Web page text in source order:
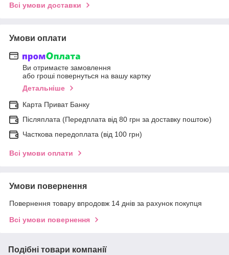
Всі умови доставки
Умови оплати
Ви отримаєте замовлення
або гроші повернуться на вашу картку
Детальніше
Карта Приват Банку
Післяплата (Передплата від 80 грн за доставку поштою)
Часткова передоплата (від 100 грн)
Всі умови оплати
Умови повернення
Повернення товару впродовж 14 днів за рахунок покупця
Всі умови повернення
Подібні товари компанії